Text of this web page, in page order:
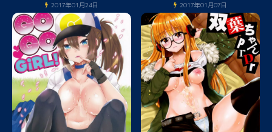
2017年01月24日 2017年01月07日